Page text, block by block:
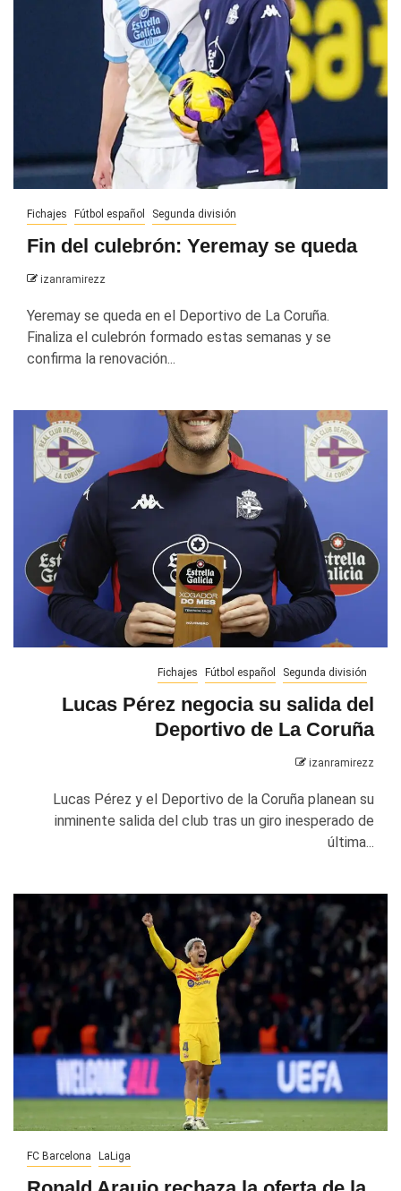
Fichajes Fútbol español Segunda división
Fin del culebrón: Yeremay se queda
izanramirezz
Yeremay se queda en el Deportivo de La Coruña.
Finaliza el culebrón formado estas semanas y se
confirma la renovación...
Fichajes Fútbol español Segunda división
Lucas Pérez negocia su salida del
Deportivo de La Coruña
izanramirezz
Lucas Pérez y el Deportivo de la Coruña planean su
inminente salida del club tras un giro inesperado de
última...
FC Barcelona LaLiga